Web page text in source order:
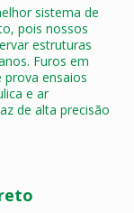
sistema de
pois nossos
estruturas
Furos em
prova ensaios
e ar
de alta precisão